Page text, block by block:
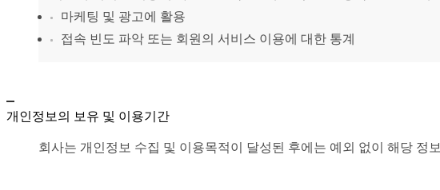
마케팅 및 광고에 활용
접속 빈도 파악 또는 회원의 서비스 이용에 대한 통계
개인정보의 보유 및 이용기간
회사는 개인정보 수집 및 이용목적이 달성된 후에는 예외 없이 해당 정